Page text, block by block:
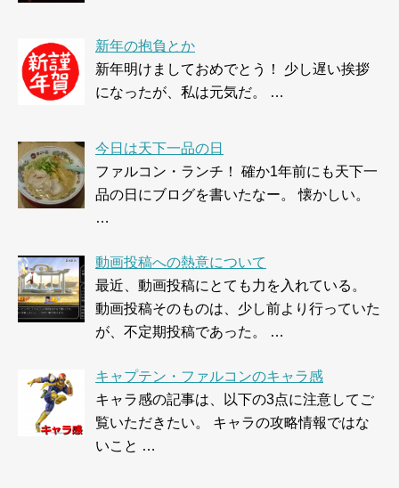
新年の抱負とか
新年明けましておめでとう！ 少し遅い挨拶
になったが、私は元気だ。 …
今日は天下一品の日
ファルコン・ランチ！ 確か1年前にも天下一
品の日にブログを書いたなー。 懐かしい。
…
動画投稿への熱意について
最近、動画投稿にとても力を入れている。
動画投稿そのものは、少し前より行っていた
が、不定期投稿であった。 …
キャプテン・ファルコンのキャラ感
キャラ感の記事は、以下の3点に注意してご
覧いただきたい。 キャラの攻略情報ではな
いこと …